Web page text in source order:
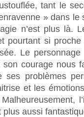
tant le
» dans
n’est plus là.
pourtant si
Le
son courage nous
ses problèmes
et les
plus aussi